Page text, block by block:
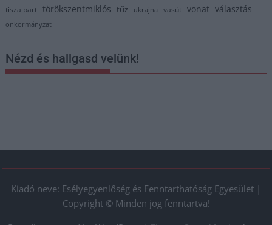
tisza part törökszentmiklós tűz ukrajna vasút vonat választás
önkormányzat
Nézd és hallgasd velünk!
Kiadó neve: Esélyegyenlőség és Fenntarthatóság Egyesület |
Copyright © Minden jog fenntartva!